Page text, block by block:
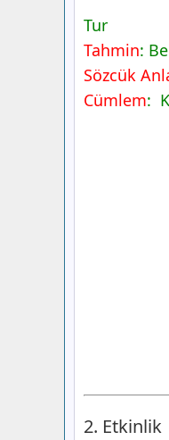
Tur
Tahmin:
Sözcük
Cümlem:
2. Etkinlik